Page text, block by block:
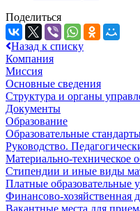
Поделиться
Назад к списку
Компания
Миссия
Основные сведения
Структура и органы
Документы
Образование
Образовательные
Руководство.
Материально-техническое
Стипендии и иные виды
Платные образовательные
Финансово-хозяйственная
Вакантные места для